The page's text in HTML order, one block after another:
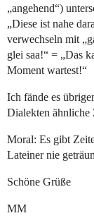
„angehend“)
„Diese ist nahe
verwechseln mit
glei saa!“ = „Das
Moment wartest!“
Ich fände es
Dialekten ähnliche
Moral: Es gibt
Lateiner nie
Schöne Grüße
MM